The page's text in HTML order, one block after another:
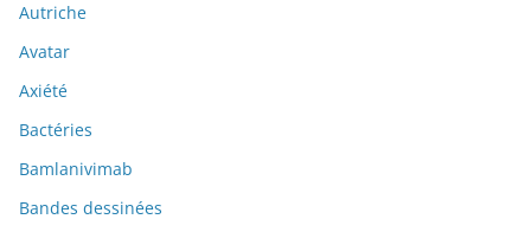
Autriche
Avatar
Axiété
Bactéries
Bamlanivimab
Bandes dessinées